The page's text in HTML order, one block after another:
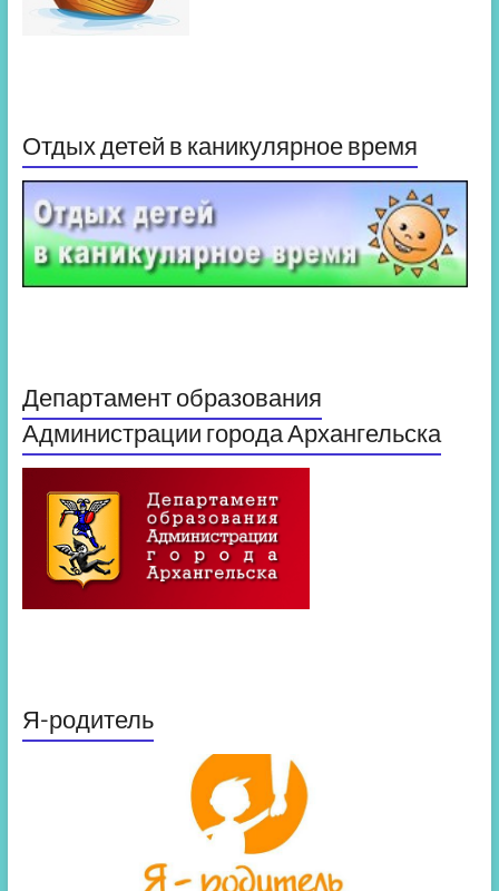
Отдых детей в каникулярное время
Департамент образования
Администрации города Архангельска
Я-родитель